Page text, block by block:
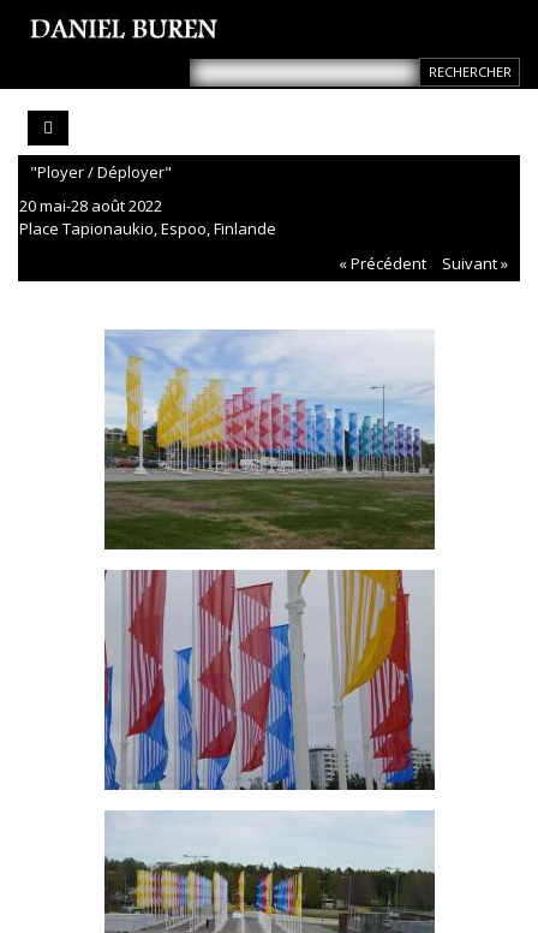
"Ployer / Déployer"
20 mai-28 août 2022
Place Tapionaukio, Espoo, Finlande
« Précédent
Suivant »